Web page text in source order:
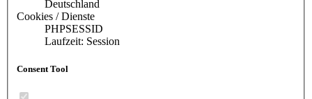
Deutschland
Cookies / Dienste
PHPSESSID
Laufzeit: Session
Consent Tool